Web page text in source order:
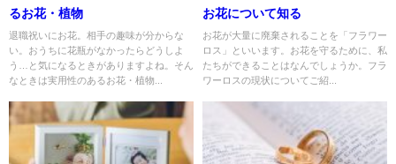
るお花・植物
退職祝いにお花。相手の趣味が分からな
い。おうちに花瓶がなかったらどうしよ
う…と気になるときがありますよね。そん
なときは実用性のあるお花・植物...
お花について知る
お花が大量に廃棄されることを「フラワー
ロス」といいます。お花を守るために、私
たちができることはなんでしょうか。フラ
ワーロスの現状についてご紹...